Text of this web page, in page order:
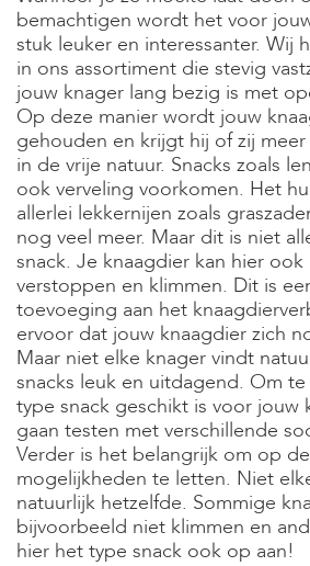
bemachtigen wordt het voor
stuk leuker en interessanter. Wij
in ons assortiment die stevig
jouw knager lang bezig is met
Op deze manier wordt jouw
gehouden en krijgt hij of zij
in de vrije natuur. Snacks zoals
ook verveling voorkomen. Het
allerlei lekkernijen zoals
nog veel meer. Maar dit is niet
snack. Je knaagdier kan hier ook
verstoppen en klimmen. Dit is
toevoeging aan het
ervoor dat jouw knaagdier zich
Maar niet elke knager vindt
snacks leuk en uitdagend. Om
type snack geschikt is voor jouw
gaan testen met verschillende
Verder is het belangrijk om op
mogelijkheden te letten. Niet
natuurlijk hetzelfde. Sommige
bijvoorbeeld niet klimmen en
hier het type snack ook op aan!